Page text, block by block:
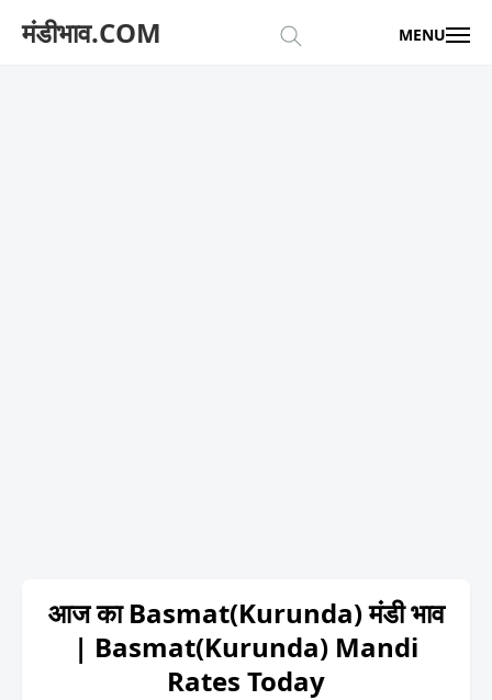
मंडीभाव.COM MENU
आज का Basmat(Kurunda) मंडी भाव
| Basmat(Kurunda) Mandi
Rates Today